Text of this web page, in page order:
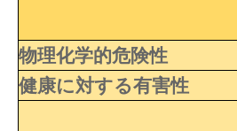
物理化学的危険性
健康に対する有害性